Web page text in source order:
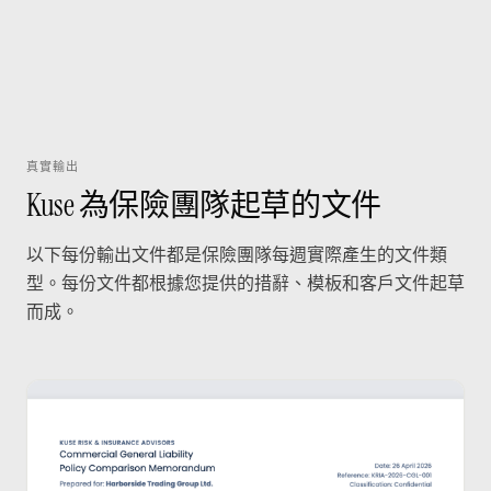
真實輸出
Kuse 為保險團隊起草的文件
以下每份輸出文件都是保險團隊每週實際產生的文件類
型。每份文件都根據您提供的措辭、模板和客戶文件起草
而成。